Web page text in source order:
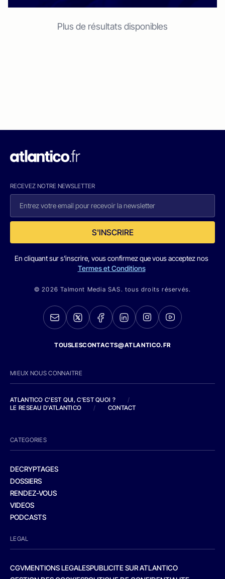
Plus de résultats disponibles
RECEVEZ NOTRE NEWSLETTER
S'INSCRIRE
En cliquant sur s'inscrire, vous confirmez que vous acceptez nos
Termes et Conditions
© 2026 Talmont Media SAS. tous droits réservés.
TOUSLESCONTACTS@ATLANTICO.FR
MIEUX NOUS CONNAITRE
ATLANTICO C'EST QUI, C'EST QUOI ?
/
LE RESEAU D'ATLANTICO
/ CONTACT
CATEGORIES
DECRYPTAGES
DOSSIERS
RENDEZ-VOUS
VIDEOS
PODCASTS
LEGAL
CGVMENTIONS LEGALESPUBLICITE SUR ATLANTICO